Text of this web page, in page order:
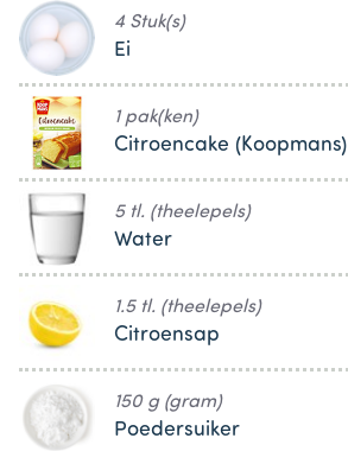
4 Stuk(s)
Ei
1 pak(ken)
Citroencake (Koopmans)
5 tl. (theelepels)
Water
1.5 tl. (theelepels)
Citroensap
150 g (gram)
Poedersuiker